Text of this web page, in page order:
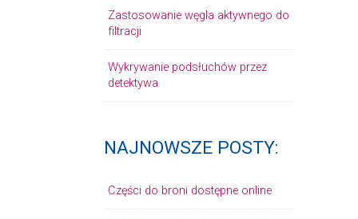
Zastosowanie węgla aktywnego do
filtracji
Wykrywanie podsłuchów przez
detektywa
NAJNOWSZE POSTY:
Części do broni dostępne online